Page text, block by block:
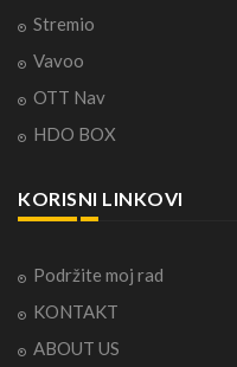
Stremio
Vavoo
OTT Nav
HDO BOX
KORISNI LINKOVI
Podržite moj rad
KONTAKT
ABOUT US